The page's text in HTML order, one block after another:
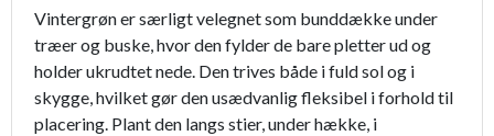
Vintergrøn er særligt velegnet som bunddække under
træer og buske, hvor den fylder de bare pletter ud og
holder ukrudtet nede. Den trives både i fuld sol og i
skygge, hvilket gør den usædvanlig fleksibel i forhold til
placering. Plant den langs stier, under hække, i